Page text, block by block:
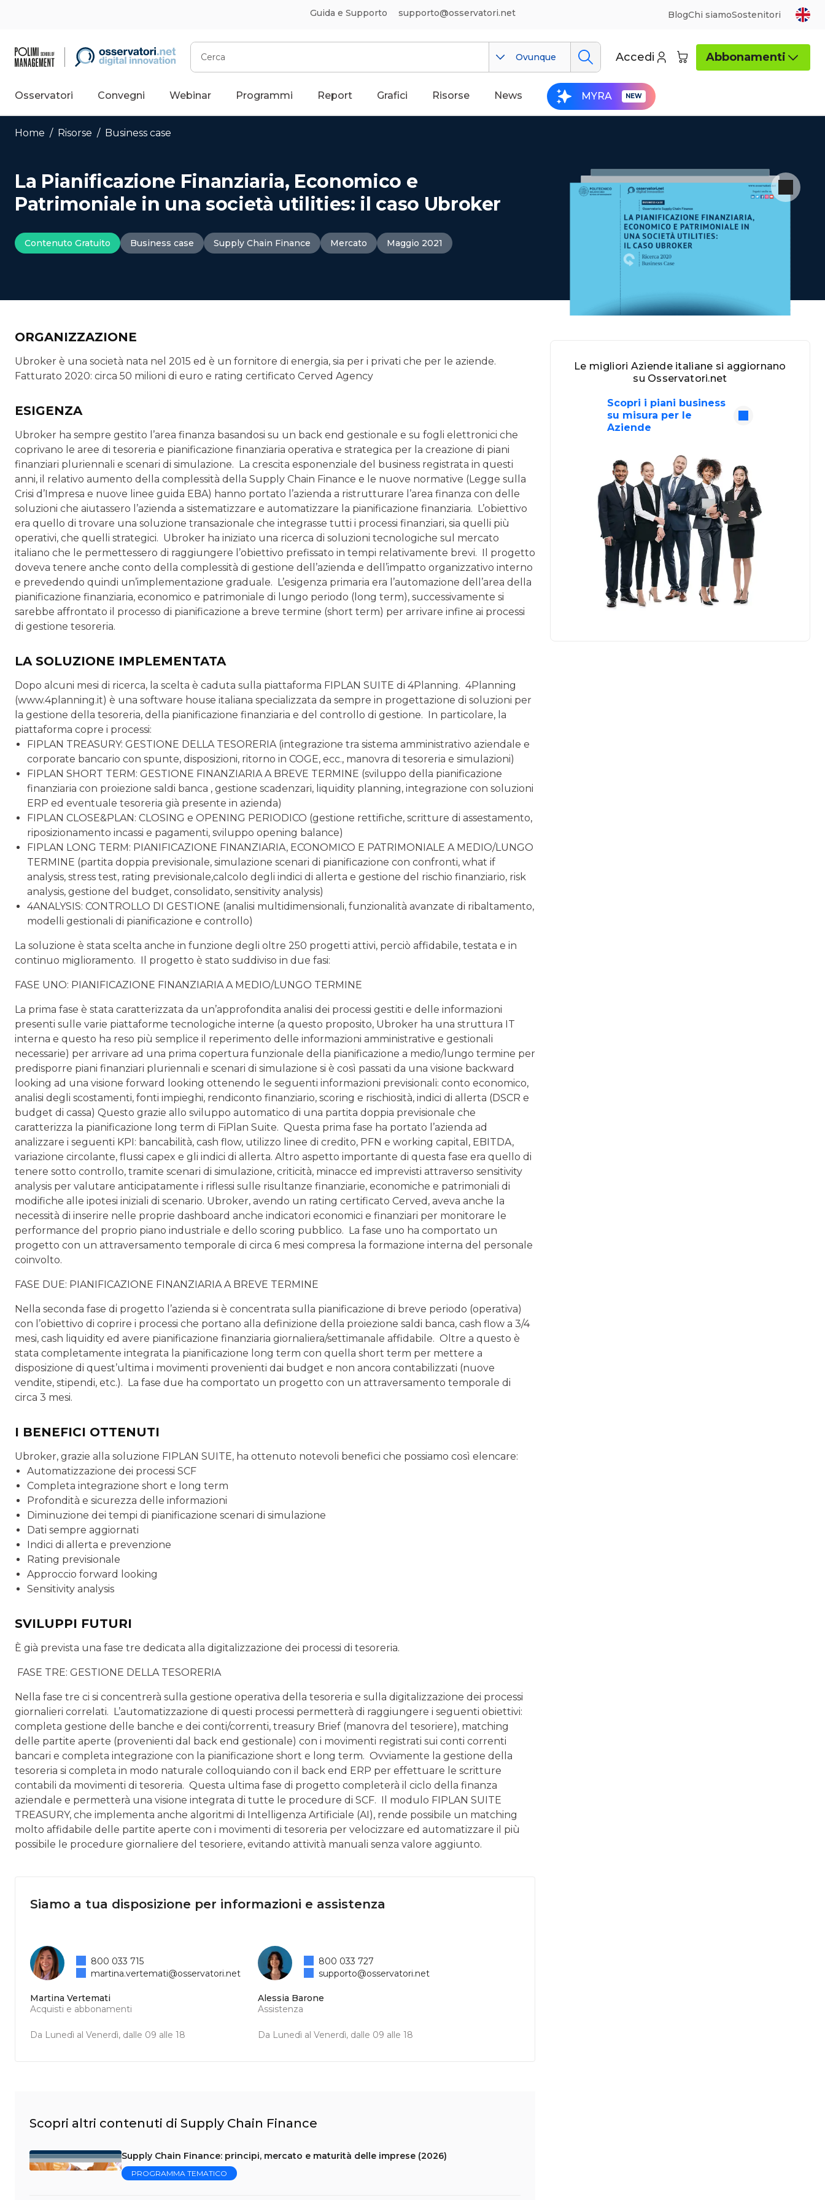
Guida e Supporto supporto@osservatori.net BlogChi siamoSostenitori
Cerca
Ovunque Accedi Abbonamenti
Osservatori Convegni Webinar Programmi Report Grafici Risorse News MYRA
Home / Risorse / Business case
La Pianificazione Finanziaria, Economico e
Patrimoniale in una società utilities: il caso Ubroker
Contenuto Gratuito Business case Supply Chain Finance Mercato Maggio 2021
ORGANIZZAZIONE
Ubroker è una società nata nel 2015 ed è un fornitore di energia, sia per i privati che per le aziende.
Fatturato 2020: circa 50 milioni di euro e rating certificato Cerved Agency
ESIGENZA
Ubroker ha sempre gestito l’area finanza basandosi su un back end gestionale e su fogli elettronici che
coprivano le aree di tesoreria e pianificazione finanziaria operativa e strategica per la creazione di piani
finanziari pluriennali e scenari di simulazione. La crescita esponenziale del business registrata in questi
anni, il relativo aumento della complessità della Supply Chain Finance e le nuove normative (Legge sulla
Crisi d’Impresa e nuove linee guida EBA) hanno portato l’azienda a ristruttura­re l’area finanza con delle
soluzioni che aiutassero l’azienda a sistematizzare e automatizzare la pianificazione finanziaria. L’obiettivo
era quello di trovare una soluzione transazionale che integrasse tutti i processi finanziari, sia quelli più
opera­tivi, che quelli strategici. Ubroker ha iniziato una ricerca di soluzioni tecnologiche sul mercato
italiano che le permettessero di raggiungere l’obiet­tivo prefissato in tempi relativamente brevi. Il progetto
doveva tenere anche conto della complessità di gestione dell’azienda e dell’impatto organizzativo interno
e prevedendo quindi un’implementazione graduale. L’esigenza primaria era l’automazione dell’area della
pia­nificazione finanziaria, economico e patrimoniale di lungo periodo (long term), successivamente si
sarebbe affrontato il processo di pianificazione a breve termine (short term) per arrivare infine ai processi
di gestione tesoreria.
LA SOLUZIONE IMPLEMENTATA
Dopo alcuni mesi di ricerca, la scelta è caduta sulla piattafor­ma FIPLAN SUITE di 4Planning. 4Planning
(www.4planning.it) è una software house italiana specializzata da sempre in progettazione di soluzioni per
la gestione della tesoreria, della pianificazione finanziaria e del controllo di gestione. In particolare, la
piattaforma copre i processi:
FIPLAN TREASURY: GESTIONE DELLA TESORERIA (in­tegrazione tra sistema amministrativo aziendale e
corpo­rate bancario con spunte, disposizioni, ritorno in COGE, ecc., manovra di tesoreria e simulazioni)
FIPLAN SHORT TERM: GESTIONE FINANZIARIA A BRE­VE TERMINE (sviluppo della pianificazione
finanziaria con proiezione saldi banca , gestione scadenzari, liquidity planning, integrazione con soluzioni
ERP ed eventuale tesoreria già presente in azienda)
FIPLAN CLOSE&PLAN: CLOSING e OPENING PERIO­DICO (gestione rettifiche, scritture di assestamento,
riposizionamento incassi e pagamenti, sviluppo opening balance)
FIPLAN LONG TERM: PIANIFICAZIONE FINANZIARIA, ECONOMICO E PATRIMONIALE A MEDIO/LUNGO
TER­MINE (partita doppia previsionale, simulazione scenari di pianificazione con confronti, what if
analysis, stress test, rating previsionale,calcolo degli indici di allerta e gestione del rischio finanziario, risk
analysis, gestione del budget, consolidato, sensitivity analysis)
4ANALYSIS: CONTROLLO DI GESTIONE (analisi mul­tidimensionali, funzionalità avanzate di ribaltamento,
modelli gestionali di pianificazione e controllo)
La soluzione è stata scelta anche in funzione degli oltre 250 progetti attivi, perciò affidabile, testata e in
continuo miglio­ramento. Il progetto è stato suddiviso in due fasi:
FASE UNO: PIANIFICAZIONE FINANZIARIA A MEDIO/LUN­GO TERMINE
La prima fase è stata caratterizzata da un’approfondita analisi dei processi gestiti e delle informazioni
presenti sulle varie piattaforme tecnologiche interne (a questo proposito, Ubroker ha una struttura IT
interna e questo ha reso più semplice il reperimento delle informazioni amministrative e gestionali
necessarie) per arrivare ad una prima copertura funzionale della pianificazione a medio/lungo termine per
predisporre piani finanziari pluriennali e scenari di simula­zione si è così passati da una visione backward
looking ad una visione forward looking ottenendo le seguenti informa­zioni previsionali: conto economico,
analisi degli scostamen­ti, fonti impieghi, rendiconto finanziario, scoring e rischio­sità, indici di allerta (DSCR e
budget di cassa) Questo grazie allo sviluppo automatico di una partita doppia previsionale che
caratterizza la pianificazione long term di FiPlan Suite. Questa prima fase ha portato l’azienda ad
analizzare i se­guenti KPI: bancabilità, cash flow, utilizzo linee di credito, PFN e working capital, EBITDA,
variazione circolante, flussi capex e gli indici di allerta. Altro aspetto importante di questa fase era quello di
tene­re sotto controllo, tramite scenari di simulazione, criticità, minacce ed imprevisti attraverso sensitivity
analysis per va­lutare anticipatamente i riflessi sulle risultanze finanziarie, economiche e patrimoniali di
modifiche alle ipotesi iniziali di scenario. Ubroker, avendo un rating certificato Cerved, aveva anche la
necessità di inserire nelle proprie dashboard anche indicatori economici e finanziari per monitorare le
performance del proprio piano industriale e dello scoring pubblico. La fase uno ha comportato un
progetto con un attraversa­mento temporale di circa 6 mesi compresa la formazione interna del personale
coinvolto.
FASE DUE: PIANIFICAZIONE FINANZIARIA A BREVE TERMINE
Nella seconda fase di progetto l’azienda si è concentrata sulla pianificazione di breve periodo (operativa)
con l’obiet­tivo di coprire i processi che portano alla definizione della proiezione saldi banca, cash flow a 3/4
mesi, cash liquidity ed avere pianificazione finanziaria giornaliera/settimanale affidabile. Oltre a questo è
stata completamente integrata la piani­ficazione long term con quella short term per mettere a
disposizione di quest’ultima i movimenti provenienti dai budget e non ancora contabilizzati (nuove
vendite, stipen­di, etc.). La fase due ha comportato un progetto con un attraversa­mento temporale di
circa 3 mesi.
I BENEFICI OTTENUTI
Ubroker, grazie alla soluzione FIPLAN SUITE, ha ottenuto notevoli benefici che possiamo così elencare:
Automatizzazione dei processi SCF
Completa integrazione short e long term
Profondità e sicurezza delle informazioni
Diminuzione dei tempi di pianificazione scenari di simu­lazione
Dati sempre aggiornati
Indici di allerta e prevenzione
Rating previsionale
Approccio forward looking
Sensitivity analysis
SVILUPPI FUTURI
È già prevista una fase tre dedicata alla digitalizzazione dei processi di tesoreria.
FASE TRE: GESTIONE DELLA TESORERIA
Nella fase tre ci si concentrerà sulla gestione operativa della tesoreria e sulla digitalizzazione dei processi
giornalieri correlati. L’automatizzazione di questi processi permetterà di raggiun­gere i seguenti obiettivi:
completa gestione delle banche e dei conti/correnti, treasury Brief (manovra del tesoriere), matching
delle partite aperte (provenienti dal back end ge­stionale) con i movimenti registrati sui conti correnti
bancari e completa integrazione con la pianificazione short e long term. Ovviamente la gestione della
tesoreria si completa in modo naturale colloquiando con il back end ERP per effettuare le scritture
contabili da movimenti di tesoreria. Questa ultima fase di progetto completerà il ciclo della finanza
aziendale e permetterà una visione integrata di tutte le procedure di SCF. Il modulo FIPLAN SUITE
TREASURY, che implementa anche algoritmi di Intelligenza Artificiale (AI), rende possibile un matching
molto affidabile delle partite aperte con i movi­menti di tesoreria per velocizzare ed automatizzare il più
possibile le procedure giornaliere del tesoriere, evitando attività manuali senza valore aggiunto.
Siamo a tua disposizione per informazioni e assistenza
Martina Vertemati
Acquisti e abbonamenti
Da Lunedì al Venerdì, dalle 09 alle 18
800 033 715
martina.vertemati@osservatori.net
Alessia Barone
Assistenza
Da Lunedì al Venerdì, dalle 09 alle 18
800 033 727
supporto@osservatori.net
Scopri altri contenuti di Supply Chain Finance
Supply Chain Finance: principi, mercato e maturità delle imprese (2026)
PROGRAMMA TEMATICO
Le migliori Aziende italiane si aggiornano
su Osservatori.net
Scopri i piani business
su misura per le
Aziende